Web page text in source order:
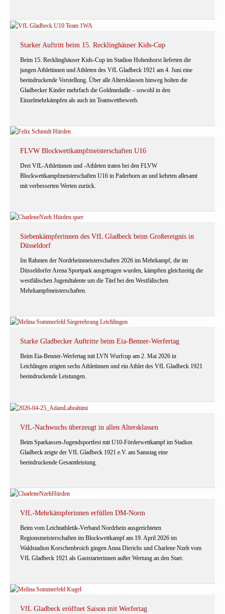
Starker Auftritt beim 15. Recklinghäuser Kids-Cup
Beim 15. Recklinghäuser Kids-Cup im Stadion Hohenhorst lieferten die
jungen Athletinnen und Athleten des VfL Gladbeck 1921 am 4. Juni eine
beeindruckende Vorstellung. Über alle Altersklassen hinweg holten die
Gladbecker Kinder mehrfach die Goldmedaille – sowohl in den
Einzelmehrkämpfen als auch im Teamwettbewerb.
FLVW Blockwettkampfmeisterschaften U16
Drei VfL-Athletinnen und -Athleten traten bei den FLVW
Blockwettkampfmeisterschaften U16 in Paderborn an und kehrten allesamt
mit verbesserten Werten zurück.
Siebenkämpferinnen des VfL Gladbeck beim Großereignis in
Düsseldorf
Im Rahmen der Nordrheinmeisterschaften 2026 im Mehrkampf, die im
Düsseldorfer Arena Sportpark ausgetragen wurden, kämpften gleichzeitig die
westfälischen Jugendtalente um die Titel bei den Westfälischen
Mehrkampfmeisterschaften.
Starke Gladbecker Auftritte beim Eia-Benner-Werfertag
Beim Eia-Benner-Werfertag mit LVN Wurfcup am 2. Mai 2026 in
Leichlingen zeigten sechs Athletinnen und ein Athlet des VfL Gladbeck 1921
beeindruckende Leistungen.
VfL-Nachwuchs überzeugt in allen Altersklassen
Beim Sparkassen-Jugendsportfest mit U10-Förderwettkampf im Stadion
Gladbeck zeigte der VfL Gladbeck 1921 e.V. am Samstag eine
beeindruckende Gesamtleistung.
VfL-Mehrkämpferinnen erfüllen DM-Norm
Beim vom Leichtathletik-Verband Nordrhein ausgerichteten
Regionsmeisterschaften im Blockwettkampf am 19. April 2026 im
Waldstadion Korschenbroich gingen Anna Dierichs und Charlene Nzeh vom
VfL Gladbeck 1921 als Gaststarterinnen außer Wertung an den Start.
VfL Gladbeck eröffnet Saison mit Werfertag